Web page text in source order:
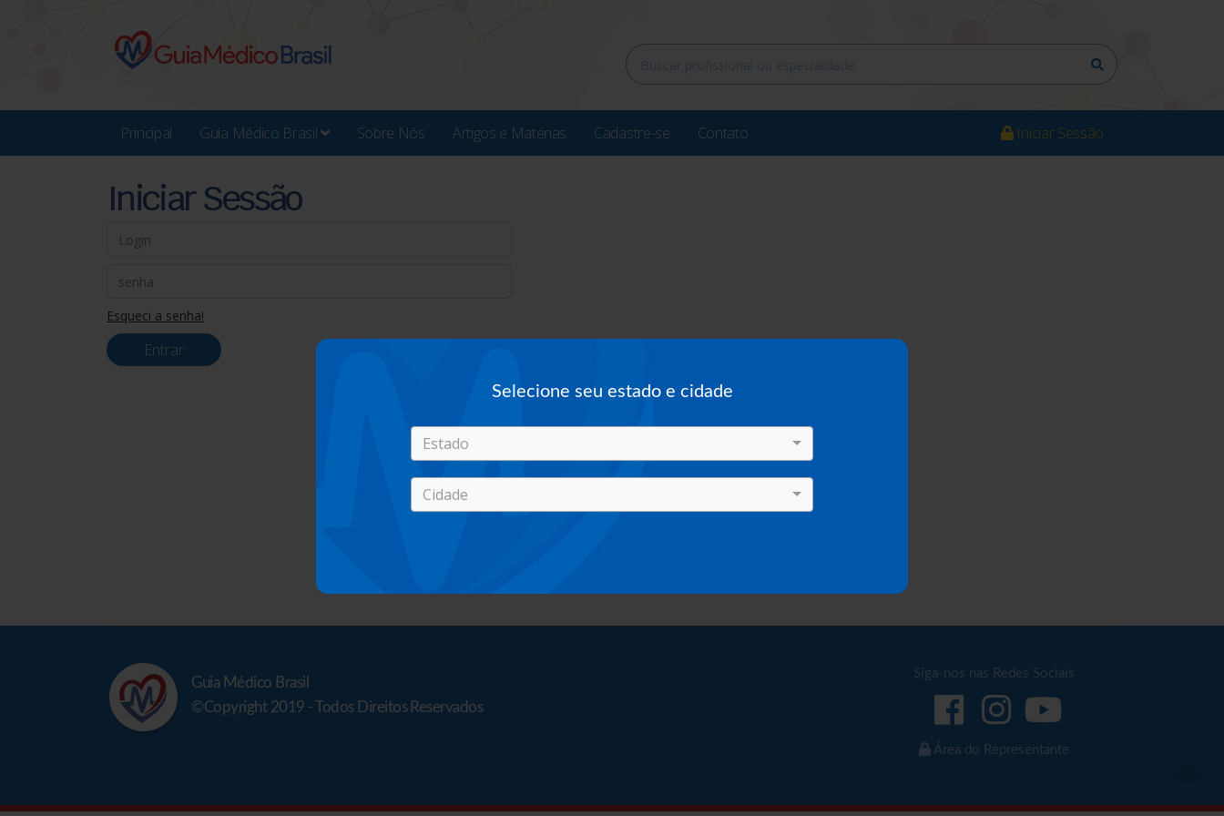
Selecione seu estado e cidade
Estado
Cidade
Principal Guia Médico Brasil Sobre Nós Artigos e Matérias Cadastre-se Contato Iniciar Sessão
Iniciar Sessão
Esqueci a senha!
Guia Médico Brasil
©Copyright 2019 - Todos Direitos Reservados
Siga-nos nas Redes Sociais
Área do Representante